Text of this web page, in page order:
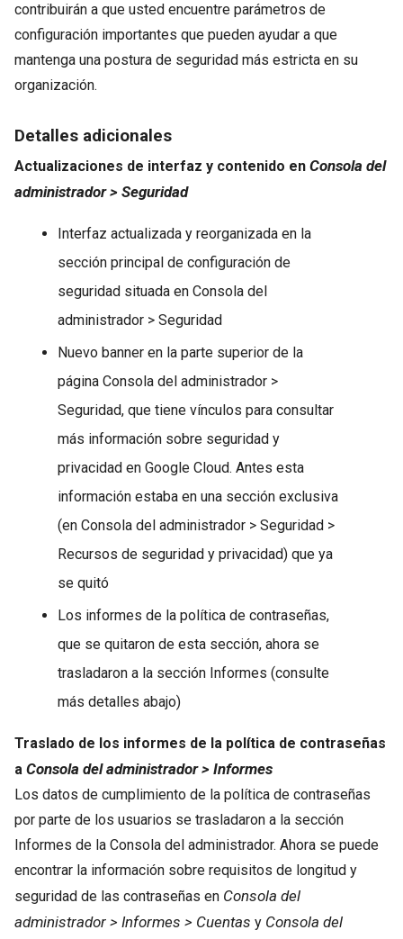
contribuirán a que usted encuentre parámetros de
configuración importantes que pueden ayudar a que
mantenga una postura de seguridad más estricta en su
organización.
Detalles adicionales
Actualizaciones de interfaz y contenido en Consola del
administrador > Seguridad
Interfaz actualizada y reorganizada en la
sección principal de configuración de
seguridad situada en Consola del
administrador > Seguridad
Nuevo banner en la parte superior de la
página Consola del administrador >
Seguridad, que tiene vínculos para consultar
más información sobre seguridad y
privacidad en Google Cloud. Antes esta
información estaba en una sección exclusiva
(en Consola del administrador > Seguridad >
Recursos de seguridad y privacidad) que ya
se quitó
Los informes de la política de contraseñas,
que se quitaron de esta sección, ahora se
trasladaron a la sección Informes (consulte
más detalles abajo)
Traslado de los informes de la política de contraseñas
a Consola del administrador > Informes
Los datos de cumplimiento de la política de contraseñas
por parte de los usuarios se trasladaron a la sección
Informes de la Consola del administrador. Ahora se puede
encontrar la información sobre requisitos de longitud y
seguridad de las contraseñas en Consola del
administrador > Informes > Cuentas y Consola del